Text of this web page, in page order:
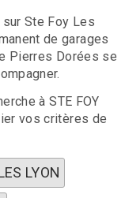
Ste Foy Les
de garages
Pierres Dorées se
à STE FOY
vos critères de
LYON